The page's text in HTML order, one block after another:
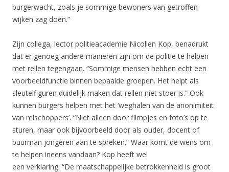
burgerwacht, zoals je sommige bewoners van getroffen
wijken zag doen.”
Zijn collega, lector politieacademie Nicolien Kop, benadrukt
dat er genoeg andere manieren zijn om de politie te helpen
met rellen tegengaan. “Sommige mensen hebben echt een
voorbeeldfunctie binnen bepaalde groepen. Het helpt als
sleutelfiguren duidelijk maken dat rellen niet stoer is.” Ook
kunnen burgers helpen met het ‘weghalen van de anonimiteit
van relschoppers’. “Niet alleen door filmpjes en foto’s op te
sturen, maar ook bijvoorbeeld door als ouder, docent of
buurman jongeren aan te spreken.” Waar komt de wens om
te helpen ineens vandaan? Kop heeft wel
een verklaring. “De maatschappelijke betrokkenheid is groot